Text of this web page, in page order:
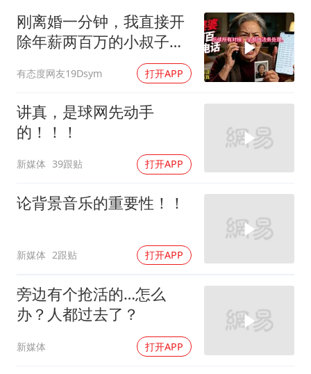
公司“上四休三”但要降薪1000元
985博士后被曝在妻子孕期出轨后续
OpenAI为免费用户升级GPT-5.6 Luna
刚离婚一分钟，我直接开
除年薪两百万的小叔子，
有态度网友19Dsym 打开APP
讲真，是球网先动手
的！！！
新媒体 39跟贴 打开APP
论背景音乐的重要性！！
新媒体 2跟贴 打开APP
旁边有个抢活的…怎么
办？人都过去了？
新媒体 打开APP